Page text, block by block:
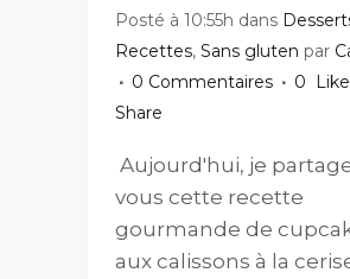
Posté à 10:55h dans
Recettes, Sans gluten par
0 Commentaires
0
Share
Aujourd'hui, je
vous cette recette
gourmande de
aux calissons à la